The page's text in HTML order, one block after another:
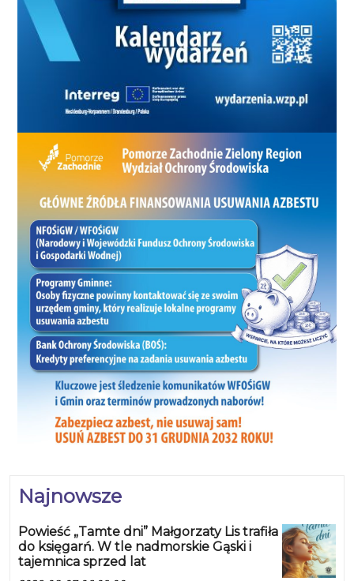
Najnowsze
Powieść „Tamte dni” Małgorzaty Lis trafiła
do księgarń. W tle nadmorskie Gąski i
tajemnica sprzed lat